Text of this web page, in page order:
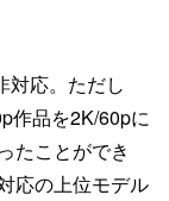
対応。ただし
作品を2K/60pに
たことができ
応の上位モデル